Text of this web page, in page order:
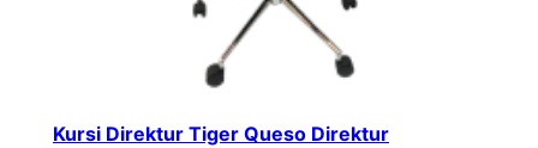
Kursi Direktur Tiger Queso Direktur